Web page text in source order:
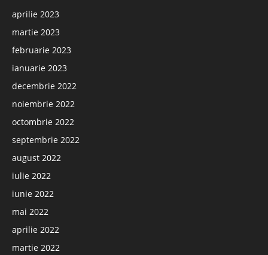
aprilie 2023
martie 2023
februarie 2023
ianuarie 2023
decembrie 2022
noiembrie 2022
octombrie 2022
septembrie 2022
august 2022
iulie 2022
iunie 2022
mai 2022
aprilie 2022
martie 2022